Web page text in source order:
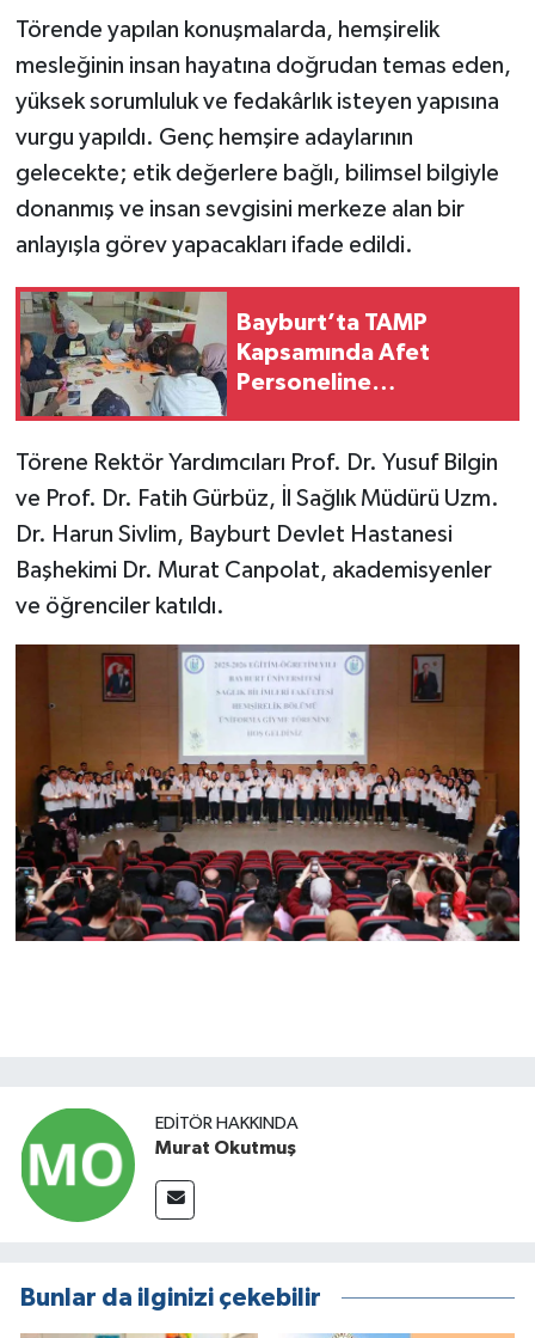
Törende yapılan konuşmalarda, hemşirelik
mesleğinin insan hayatına doğrudan temas eden,
yüksek sorumluluk ve fedakârlık isteyen yapısına
vurgu yapıldı. Genç hemşire adaylarının
gelecekte; etik değerlere bağlı, bilimsel bilgiyle
donanmış ve insan sevgisini merkeze alan bir
anlayışla görev yapacakları ifade edildi.
Bayburt’ta TAMP
Kapsamında Afet
Personeline
Törene Rektör Yardımcıları Prof. Dr. Yusuf Bilgin
ve Prof. Dr. Fatih Gürbüz, İl Sağlık Müdürü Uzm.
Dr. Harun Sivlim, Bayburt Devlet Hastanesi
Başhekimi Dr. Murat Canpolat, akademisyenler
ve öğrenciler katıldı.
EDITÖR HAKKINDA
Murat Okutmuş
Bunlar da ilginizi çekebilir